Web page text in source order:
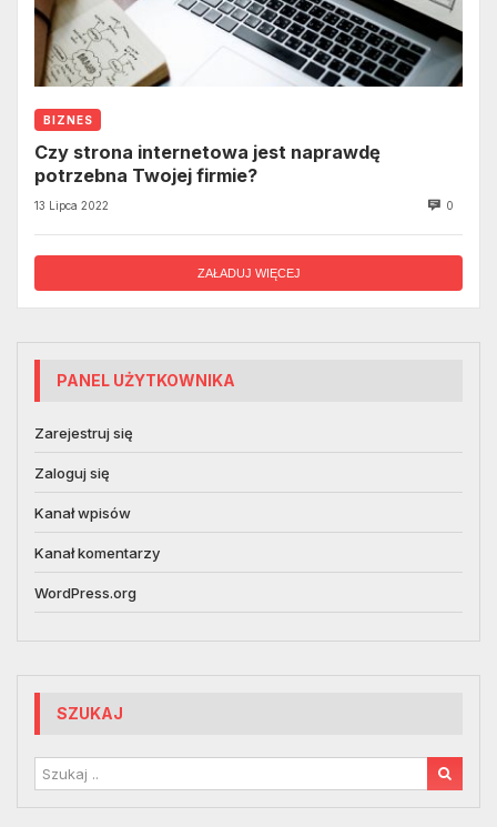
BIZNES
Czy strona internetowa jest naprawdę
potrzebna Twojej firmie?
13 Lipca 2022 0
ZAŁADUJ WIĘCEJ
PANEL UŻYTKOWNIKA
Zarejestruj się
Zaloguj się
Kanał wpisów
Kanał komentarzy
WordPress.org
SZUKAJ